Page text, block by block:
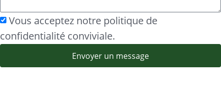
Vous acceptez notre politique de
confidentialité conviviale.
Envoyer un message